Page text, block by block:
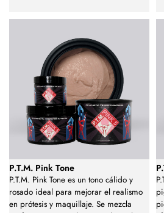
P.T.M. Pink Tone
P.T.M. Pink Tone es un tono cálido y
rosado ideal para mejorar el realismo
en prótesis y maquillaje. Se mezcla